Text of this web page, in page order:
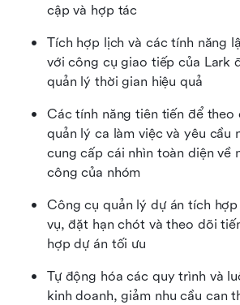
cập và hợp tác
Tích hợp lịch và các tính năng
với công cụ giao tiếp của Lark
quản lý thời gian hiệu quả
Các tính năng tiên tiến để theo
quản lý ca làm việc và yêu cầu
cung cấp cái nhìn toàn diện về
công của nhóm
Công cụ quản lý dự án tích
vụ, đặt hạn chót và theo dõi
hợp dự án tối ưu
Tự động hóa các quy trình và
kinh doanh, giảm nhu cầu can